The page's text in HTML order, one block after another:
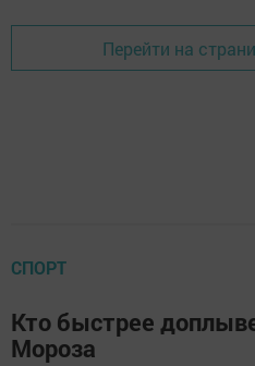
Перейти на
СПОРТ
Кто быстрее
Мороза